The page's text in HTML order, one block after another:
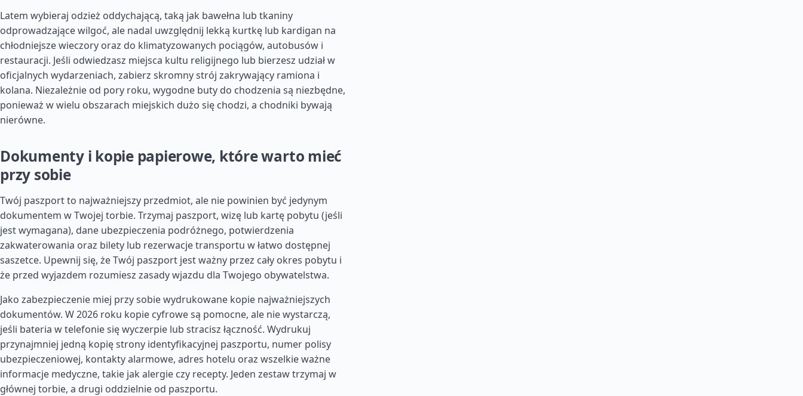
Latem wybieraj odzież oddychającą, taką jak bawełna lub tkaniny
odprowadzające wilgoć, ale nadal uwzględnij lekką kurtkę lub kardigan na
chłodniejsze wieczory oraz do klimatyzowanych pociągów, autobusów i
restauracji. Jeśli odwiedzasz miejsca kultu religijnego lub bierzesz udział w
oficjalnych wydarzeniach, zabierz skromny strój zakrywający ramiona i
kolana. Niezależnie od pory roku, wygodne buty do chodzenia są niezbędne,
ponieważ w wielu obszarach miejskich dużo się chodzi, a chodniki bywają
nierówne.
Dokumenty i kopie papierowe, które warto mieć
przy sobie
Twój paszport to najważniejszy przedmiot, ale nie powinien być jedynym
dokumentem w Twojej torbie. Trzymaj paszport, wizę lub kartę pobytu (jeśli
jest wymagana), dane ubezpieczenia podróżnego, potwierdzenia
zakwaterowania oraz bilety lub rezerwacje transportu w łatwo dostępnej
saszetce. Upewnij się, że Twój paszport jest ważny przez cały okres pobytu i
że przed wyjazdem rozumiesz zasady wjazdu dla Twojego obywatelstwa.
Jako zabezpieczenie miej przy sobie wydrukowane kopie najważniejszych
dokumentów. W 2026 roku kopie cyfrowe są pomocne, ale nie wystarczą,
jeśli bateria w telefonie się wyczerpie lub stracisz łączność. Wydrukuj
przynajmniej jedną kopię strony identyfikacyjnej paszportu, numer polisy
ubezpieczeniowej, kontakty alarmowe, adres hotelu oraz wszelkie ważne
informacje medyczne, takie jak alergie czy recepty. Jeden zestaw trzymaj w
głównej torbie, a drugi oddzielnie od paszportu.